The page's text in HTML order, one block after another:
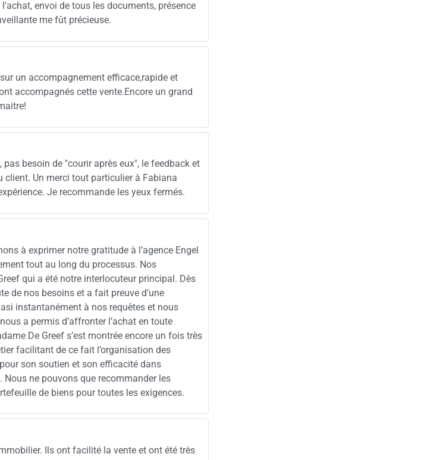
envoi de tous les documents, présence
me fût précieuse.
un accompagnement efficace,rapide et
accompagnés cette vente.Encore un grand
besoin de "courir après eux", le feedback et
client. Un merci tout particulier à Fabiana
Je recommande les yeux fermés.
à exprimer notre gratitude à l’agence Engel
tout au long du processus. Nos
qui a été notre interlocuteur principal. Dès
de nos besoins et a fait preuve d’une
instantanément à nos requêtes et nous
a permis d’affronter l’achat en toute
De Greef s’est montrée encore un fois très
facilitant de ce fait l’organisation des
son soutien et son efficacité dans
Nous ne pouvons que recommander les
de biens pour toutes les exigences.
Ils ont facilité la vente et ont été très